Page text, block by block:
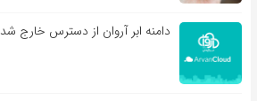
دامنه ابر آروان از دسترس خارج شد